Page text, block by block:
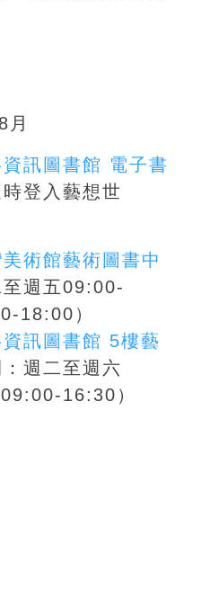
資訊圖書館 電子書
時登入藝想世
術館藝術圖書中
至週五09:00-
18:00）
資訊圖書館 5樓藝
週二至週六
09:00-16:30 ）